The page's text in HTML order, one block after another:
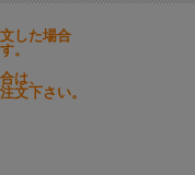
した場合
。
は、
文下さい。